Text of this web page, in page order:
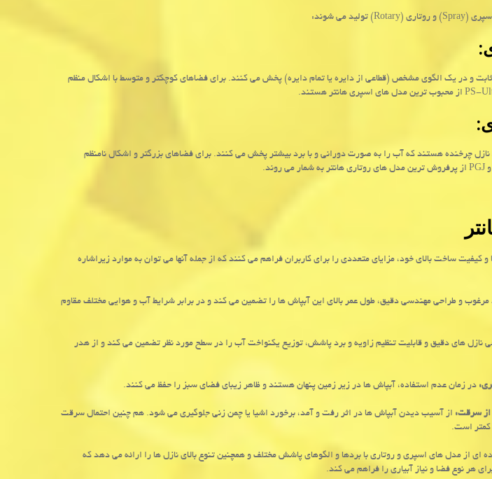
(
Spray ) و روتاری (Rotary) تولید می شوند:
و در یک الگوی مشخص (قطاعی از دایره یا تمام دایره) پخش می کنند. برای فضاهای کوچکتر و متوسط با اشکال منظم
PS- از محبوب ترین مدل های اسپری هانتر هستند.
نازل چرخنده هستند که آب را به صورت دورانی و با برد بیشتر پخش می کنند. برای فضاهای بزرگتر و اشکال نامنظم
و PGJ از پرفروش ترین مدل های روتاری هانتر به شمار می روند.
کیفیت ساخت بالای خود، مزایای متعددی را برای کاربران فراهم می کنند که از جمله آنها می توان به موارد زیراشاره
مرغوب و طراحی مهندسی دقیق، طول عمر بالای این آبپاش ها را تضمین می کند و در برابر شرایط آب و هوایی مختلف مقاوم
نازل های دقیق و قابلیت تنظیم زاویه و برد پاشش، توزیع یکنواخت آب را در سطح مورد نظر تضمین می کند و از هدر
در زمان عدم استفاده، آبپاش ها در زیر زمین پنهان هستند و ظاهر زیبای فضای سبز را حفظ می کنند.
از سرقت: از آسیب دیدن آبپاش ها در اثر رفت و آمد، برخورد اشیا یا چمن زنی جلوگیری می شود. هم چنین احتمال سرقت
کمتر است.
ای از مدل های اسپری و روتاری با بردها و الگوهای پاشش مختلف و همچنین تنوع بالای نازل ها را ارائه می دهد که
هر نوع فضا و نیاز آبیاری را فراهم می کند.